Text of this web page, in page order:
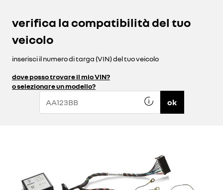
verifica la compatibilità del tuo
veicolo
inserisci il numero di targa (VIN) del tuo veicolo
dove posso trovare il mio VIN?
o selezionare un modello?
ok